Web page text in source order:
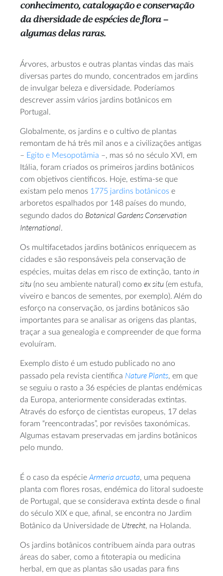
conhecimento, catalogação e conservação
da diversidade de espécies de flora –
algumas delas raras.
Árvores, arbustos e outras plantas vindas das mais
diversas partes do mundo, concentrados em jardins
de invulgar beleza e diversidade. Poderíamos
descrever assim vários jardins botânicos em
Portugal.
Globalmente, os jardins e o cultivo de plantas
remontam de há três mil anos e a civilizações antigas
– Egito e Mesopotâmia –, mas só no século XVI, em
Itália, foram criados os primeiros jardins botânicos
com objetivos científicos. Hoje, estima-se que
existam pelo menos 1775 jardins botânicos e
arboretos espalhados por 148 países do mundo,
segundo dados do Botanical Gardens Conservation
International.
Os multifacetados jardins botânicos enriquecem as
cidades e são responsáveis pela conservação de
espécies, muitas delas em risco de extinção, tanto in
situ (no seu ambiente natural) como ex situ (em estufa,
viveiro e bancos de sementes, por exemplo). Além do
esforço na conservação, os jardins botânicos são
importantes para se analisar as origens das plantas,
traçar a sua genealogia e compreender de que forma
evoluíram.
Exemplo disto é um estudo publicado no ano
passado pela revista científica Nature Plants, em que
se seguiu o rasto a 36 espécies de plantas endémicas
da Europa, anteriormente consideradas extintas.
Através do esforço de cientistas europeus, 17 delas
foram “reencontradas”, por revisões taxonómicas.
Algumas estavam preservadas em jardins botânicos
pelo mundo.
É o caso da espécie Armeria arcuata, uma pequena
planta com flores rosas, endémica do litoral sudoeste
de Portugal, que se considerava extinta desde o final
do século XIX e que, afinal, se encontra no Jardim
Botânico da Universidade de Utrecht, na Holanda.
Os jardins botânicos contribuem ainda para outras
áreas do saber, como a fitoterapia ou medicina
herbal, em que as plantas são usadas para fins